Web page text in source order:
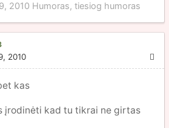
2010 Humoras, tiesiog humoras
2010
kas
įrodinėti kad tu tikrai ne girtas